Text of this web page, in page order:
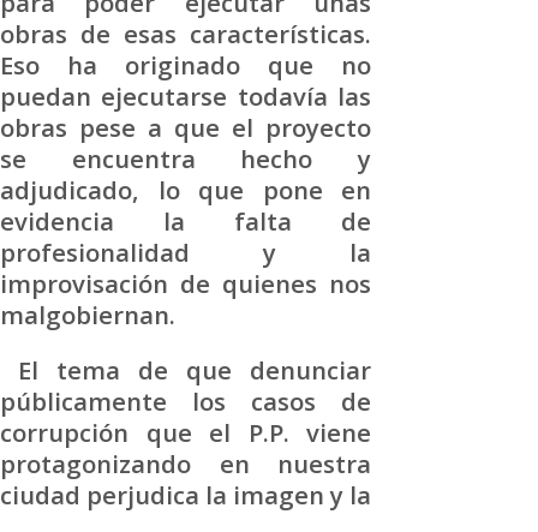
obras de esas características.
Eso ha originado que no
puedan ejecutarse todavía las
obras pese a que el proyecto
se encuentra hecho y
adjudicado, lo que pone en
evidencia la falta de
profesionalidad y la
improvisación de quienes nos
malgobiernan.
El tema de que denunciar
públicamente los casos de
corrupción que el P.P. viene
protagonizando en nuestra
ciudad perjudica la imagen y la